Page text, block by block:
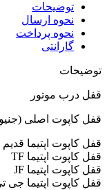
توضیحات
نحوه ارسال
نحوه پرداخت
گارانتی
توضیحات
قفل درب موتور
قفل کاپوت اصلی
قفل کاپوت اپتیما قدیم
قفل کاپوت اپتیما TF
قفل کاپوت اپتیما JF
قفل کاپوت اپتیما جی